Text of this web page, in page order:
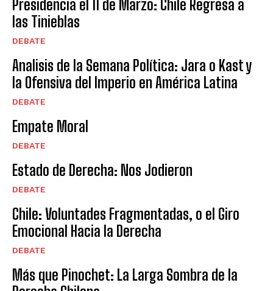
Presidencia el 11 de Marzo: Chile Regresa a
las Tinieblas
DEBATE
Analisis de la Semana Política: Jara o Kast y
la Ofensiva del Imperio en América Latina
DEBATE
Empate Moral
DEBATE
Estado de Derecha: Nos Jodieron
DEBATE
Chile: Voluntades Fragmentadas, o el Giro
Emocional Hacia la Derecha
DEBATE
Más que Pinochet: La Larga Sombra de la